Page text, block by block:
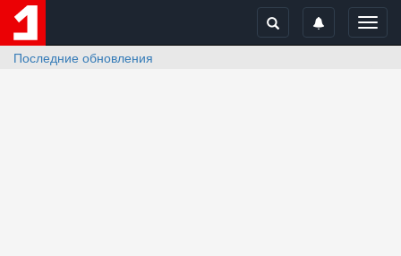
Последние обновления